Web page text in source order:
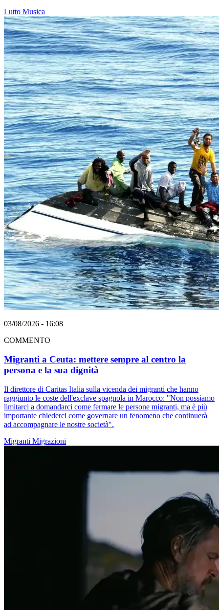
Lutto Musica
03/08/2026 - 16:08
COMMENTO
Migranti a Ceuta: mettere sempre al centro la
persona e la sua dignità
Il direttore di Caritas Italia sulla vicenda dei migranti che hanno
raggiunto le coste dell'exclave spagnola in Marocco: "Non possiamo
limitarci a domandarci come fermare le persone migranti, ma è più
importante chiederci come governare un fenomeno che continuerà
ad accompagnare le nostre società".
Migranti Migrazioni